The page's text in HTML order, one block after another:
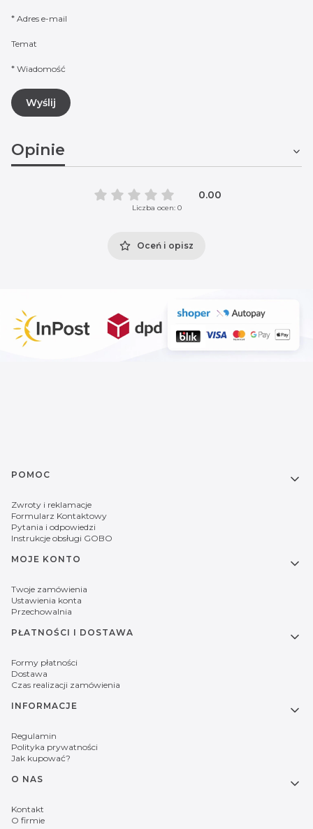
* Adres e-mail
Temat
* Wiadomość
Wyślij
Opinie
0.00
Liczba ocen: 0
Oceń i opisz
Linki w stopce
POMOC
Zwroty i reklamacje
Formularz Kontaktowy
Pytania i odpowiedzi
Instrukcje obsługi GOBO
MOJE KONTO
Twoje zamówienia
Ustawienia konta
Przechowalnia
PŁATNOŚCI I DOSTAWA
Formy płatności
Dostawa
Czas realizacji zamówienia
INFORMACJE
Regulamin
Polityka prywatności
Jak kupować?
O NAS
Kontakt
O firmie